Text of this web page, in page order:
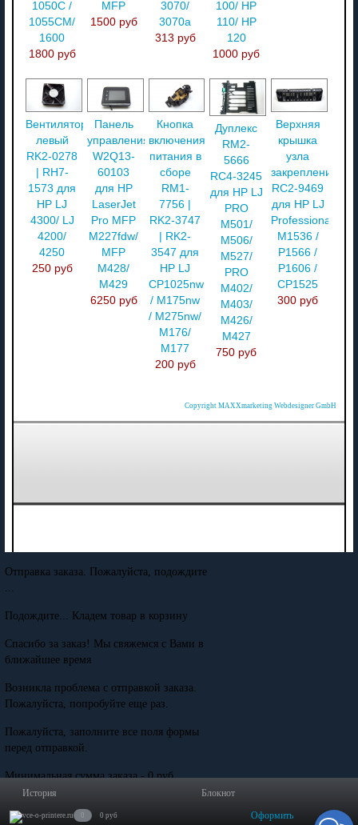
1050C /
1055CM/
1600
1800 руб
MFP
1500 руб
3070/
3070a
313 руб
100/ HP
110/ HP
120
1000 руб
Вентилятор
левый
RK2-0278
| RH7-
1573 для
HP LJ
4300/ LJ
4200/
4250
250 руб
Панель
управления
W2Q13-
60103
для HP
LaserJet
Pro MFP
M227fdw/
MFP
M428/
M429
6250 руб
Кнопка
включения
питания в
сборе
RM1-
7756 |
RK2-3747
| RK2-
3547 для
HP LJ
CP1025nw
/ M175nw
/ M275nw/
M176/
M177
200 руб
Дуплекс
RM2-
5666
RC4-3245
для HP LJ
PRO
M501/
M506/
M527/
PRO
M402/
M403/
M426/
M427
750 руб
Верхняя
крышка
узла
закрепления
RC2-9469
для HP LJ
Professional
M1536 /
P1566 /
P1606 /
CP1525
300 руб
Copyright MAXXmarketing Webdesigner GmbH
История Блокнот
0 0 руб Оформить
Отправка заказа. Пожалуйста, подождите
Подождите... Кладем товар в корзину
Спасибо за заказ! Мы свяжемся с Вами в
ближайшее время
Возникла проблема с отправкой заказа.
Пожалуйста, попробуйте еще раз.
Пожалуйста, заполните все поля формы
перед отправкой.
Минимальная сумма заказа - 0 руб.